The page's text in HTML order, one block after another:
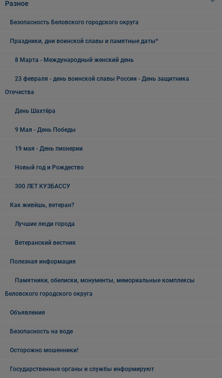
Разное
Безопасность Беловского городского округа
Праздники, дни воинской славы и памятные даты*
8 Марта - Международный женский день
23 февраля - день воинской славы России - День защитника
Отечества
День Шахтёра
9 Мая - День Победы
19 мая - День пионерии
Новый год и Рождество
300 ЛЕТ КУЗБАССУ
Как живёшь, ветеран?
Лучшие люди города
Ветеранский вестник
Полезная информация
Памятники, обелиски, монументы, мемориальные комплексы
Беловского городского округа
Объявления
Безопасность на воде
Осторожно мошенники!
Государственные органы и службы информируют